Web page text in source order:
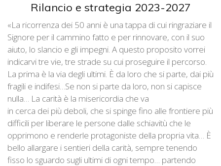
Rilancio e strategia 2023-2027
«La ricorrenza dei 50 anni è una tappa di cui ringraziare il
Signore per il cammino fatto e per rinnovare, con il suo
aiuto, lo slancio e gli impegni. A questo proposito vorrei
indicarvi tre vie, tre strade su cui proseguire il percorso.
La prima è la via degli ultimi. È da loro che si parte, dai più
fragili e indifesi…Se non si parte da loro, non si capisce
nulla… La carità è la misericordia che va
in cerca dei più deboli, che si spinge fino alle frontiere più
difficili per liberare le persone dalle schiavitù che le
opprimono e renderle protagoniste della propria vita… È
bello allargare i sentieri della carità, sempre tenendo
fisso lo sguardo sugli ultimi di ogni tempo… partendo